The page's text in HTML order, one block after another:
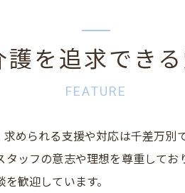
護を追求でき
FEATURE
められる支援や対応は千差万
ッフの意志や理想を尊重して
歓迎しています。